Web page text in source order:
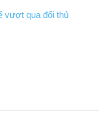
vượt qua đối thủ